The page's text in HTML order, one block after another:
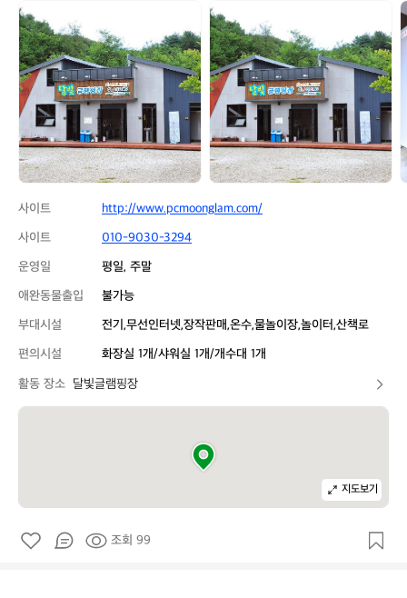
달
빛
글
램
핑
장
달
빛
글
램
핑
장
사이트
http://www.pcmoonglam.com/
사이트
010-9030-3294
운영일
평일, 주말
애완동물출입
불가능
부대시설
전기,무선인터넷,장작판매,온수,물놀이장,놀이터,산책로
편의시설
화장실 1개/샤워실 1개/개수대 1개
활동 장소 달빛글램핑장
지도보기
조회 99